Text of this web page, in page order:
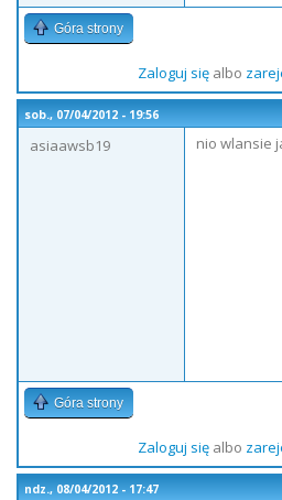
Góra strony
Zaloguj sięalbo
sob., 07/04/2012 - 19:56
asiaawsb19
nio wlansie
Góra strony
Zaloguj sięalbo
ndz., 08/04/2012 - 17:47